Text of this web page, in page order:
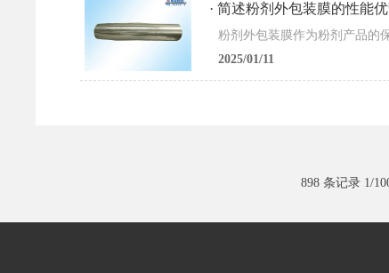
· 简述粉剂外包装膜的性能
2025/01/11
898 条记录 1/